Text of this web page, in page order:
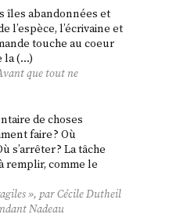
îles abandonnées et
l’espèce, l’écrivaine et
touche au coeur
la (…)
que tout ne
de choses
faire ? Où
s’arrêter ? La tâche
remplir, comme le
», par Cécile Dutheil
Nadeau